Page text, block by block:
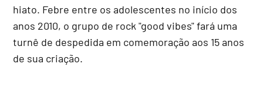
hiato. Febre entre os adolescentes no início dos
anos 2010, o grupo de rock "good vibes" fará uma
turnê de despedida em comemoração aos 15 anos
de sua criação.